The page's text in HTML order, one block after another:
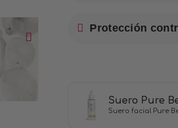
Protección
Suero Pure
Suero facial Pure